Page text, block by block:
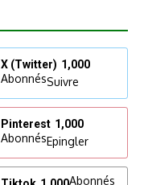
X (Twitter) 1,000
AbonnésSuivre
Pinterest 1,000
AbonnésEpingler
Abonnés